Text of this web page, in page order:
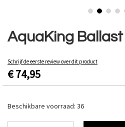
AquaKing Ballast
Schrijf de eerste review over dit product
€ 74,95
Beschikbare voorraad: 36
naar
het
van
de
afbeeldingen-